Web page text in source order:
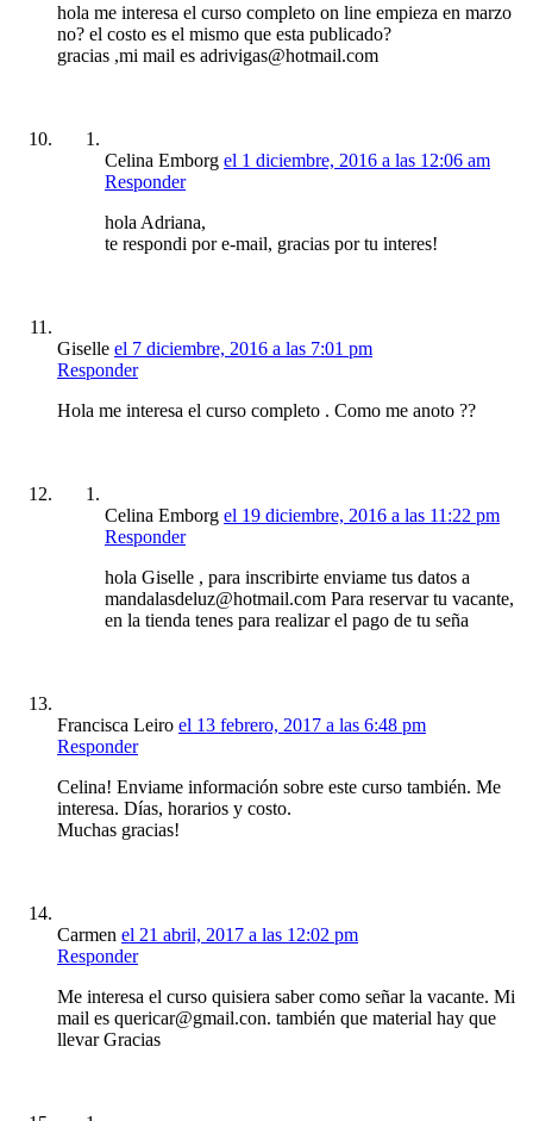
hola me interesa el curso completo on line empieza en marzo
no? el costo es el mismo que esta publicado?
gracias ,mi mail es adrivigas@hotmail.com
Celina Emborg el 1 diciembre, 2016 a las 12:06 am
Responder
hola Adriana,
te respondi por e-mail, gracias por tu interes!
Giselle el 7 diciembre, 2016 a las 7:01 pm
Responder
Hola me interesa el curso completo . Como me anoto ??
Celina Emborg el 19 diciembre, 2016 a las 11:22 pm
Responder
hola Giselle , para inscribirte enviame tus datos a
mandalasdeluz@hotmail.com Para reservar tu vacante,
en la tienda tenes para realizar el pago de tu seña
Francisca Leiro el 13 febrero, 2017 a las 6:48 pm
Responder
Celina! Enviame información sobre este curso también. Me
interesa. Días, horarios y costo.
Muchas gracias!
Carmen el 21 abril, 2017 a las 12:02 pm
Responder
Me interesa el curso quisiera saber como señar la vacante. Mi
mail es quericar@gmail.con. también que material hay que
llevar Gracias